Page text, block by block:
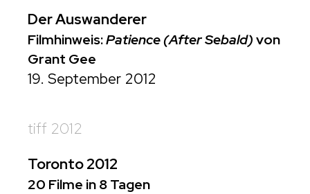
Der Auswanderer
Filmhinweis:Patience (After Sebald)von
Grant Gee
19. September 2012
tiff 2012
Toronto 2012
20 Filme in 8 Tagen